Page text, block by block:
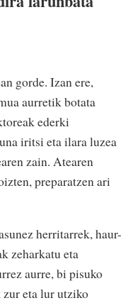
gorde. Izan ere,
aurretik botata
ederki
iritsi eta ilara luzea
zain. Atearen
preparatzen ari
herritarrek, haur-
zeharkatu eta
aurre, bi pisuko
zur eta lur utziko